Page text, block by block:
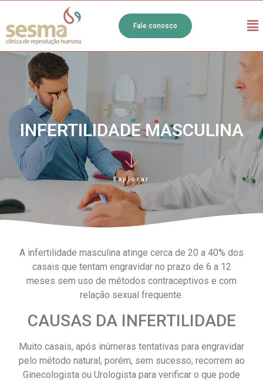
Fale conosco
INFERTILIDADE MASCULINA
Explorar
A infertilidade masculina atinge cerca de 20 a 40% dos
casais que tentam engravidar no prazo de 6 a 12
meses sem uso de métodos contraceptivos e com
relação sexual frequente.
CAUSAS DA INFERTILIDADE
Muito casais, após inúmeras tentativas para engravidar
pelo método natural, porém, sem sucesso, recorrem ao
Ginecologista ou Urologista para verificar o que pode